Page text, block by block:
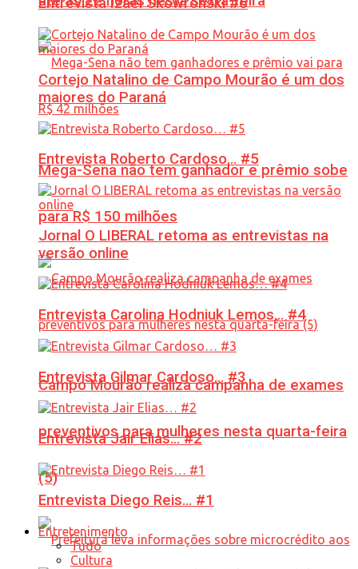
Mega-Sena não tem ganhador e prêmio sobe
para R$ 150 milhões
Campo Mourão realiza campanha de exames
preventivos para mulheres nesta quarta-feira
(5)
Cortejo Natalino de Campo Mourão é um dos
maiores do Paraná
Entrevista Roberto Cardoso… #5
Jornal O LIBERAL retoma as entrevistas na
versão online
Entrevista Carolina Hodniuk Lemos… #4
Entrevista Gilmar Cardoso… #3
Entrevista Jair Elias… #2
Entrevista Diego Reis… #1
Entretenimento
Tudo
Cultura